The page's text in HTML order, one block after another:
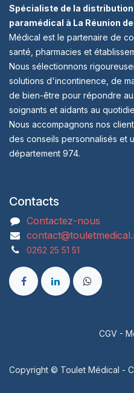
Spécialiste de la
paramédical à La Réunion
Médical est le partenaire de
santé, pharmacies et
Nous sélectionnons
solutions d'incontinence, de
de bien-être pour répondre
soignants et aidants au
Nous accompagnons nos
des conseils personnalisés et
département 974.
Contacts
Contactez-nous
0262 25 51 51
CGV -
Copyright © Toulet Médical -